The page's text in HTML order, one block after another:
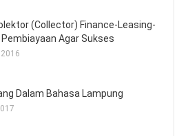
(Collector) Finance-Leasing-
Agar Sukses
Dalam Bahasa Lampung